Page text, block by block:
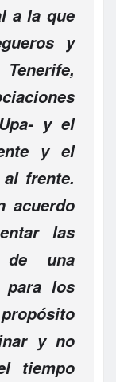
a la que
y
y el
y el
frente.
acuerdo
las
de una
para los
y no
tiempo